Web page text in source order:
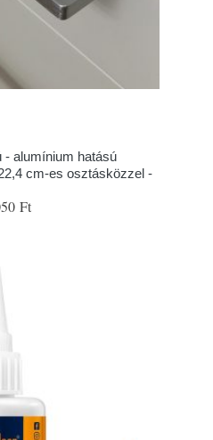
- alumínium hatású
cm-es osztásközzel -
Ft